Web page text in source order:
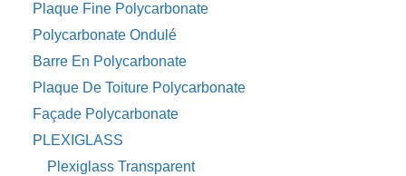
Plaque Fine Polycarbonate
Polycarbonate Ondulé
Barre En Polycarbonate
Plaque De Toiture Polycarbonate
Façade Polycarbonate
PLEXIGLASS
Plexiglass Transparent